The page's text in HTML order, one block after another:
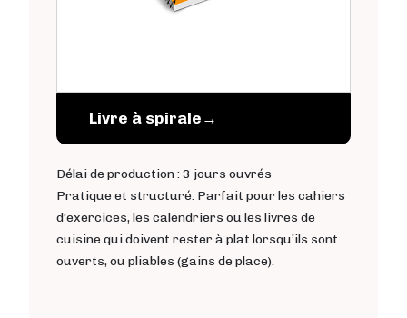
Livre à spirale →
Délai de production : 3 jours ouvrés
Pratique et structuré. Parfait pour les cahiers
d'exercices, les calendriers ou les livres de
cuisine qui doivent rester à plat lorsqu’ils sont
ouverts, ou pliables (gains de place).